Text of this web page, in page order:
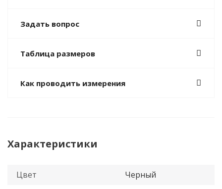
Задать вопрос
Таблица размеров
Как проводить измерения
Характеристики
Цвет
Черный